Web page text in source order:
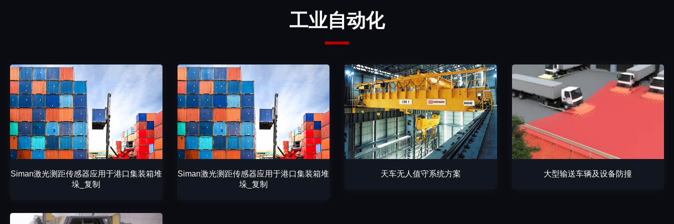
工业自动化
Siman激光测距传感器应用于港口集装箱堆
垛_复制
Siman激光测距传感器应用于港口集装箱堆
垛_复制
天车无人值守系统方案 大型输送车辆及设备防撞